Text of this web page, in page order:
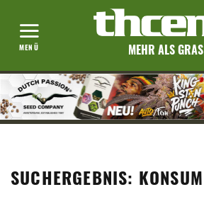
MEHR ALS GRAS
SUCHERGEBNIS: KONSUM